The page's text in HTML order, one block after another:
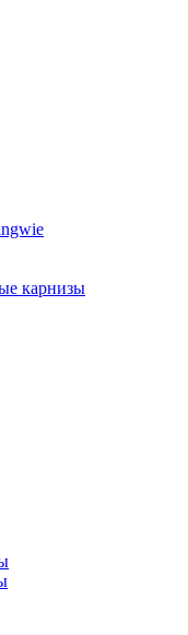
карнизы